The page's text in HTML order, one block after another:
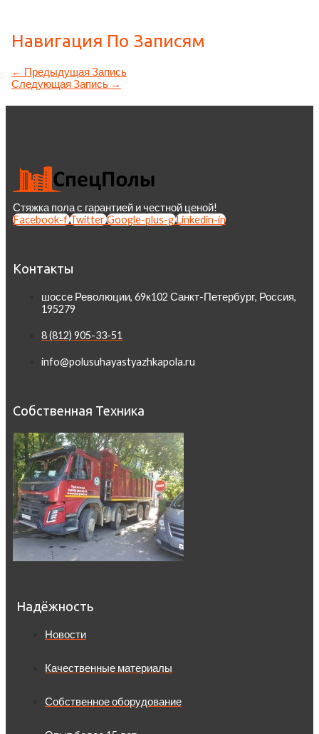
Навигация По Записям
← Предыдущая Запись
Следующая Запись →
Стяжка пола с гарантией и честной ценой!
Facebook-fTwitterGoogle-plus-gLinkedin-in
Контакты
шоссе Революции, 69к102 Санкт-Петербург, Россия,
195279
8 (812) 905-33-51
info@polusuhayastyazhkapola.ru
Собственная Техника
Надёжность
Новости
Качественные материалы
Собственное оборудование